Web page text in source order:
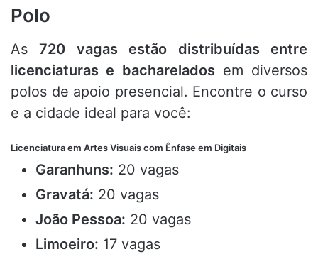
Polo
As720 vagas estão distribuídas entre
licenciaturas e bacharelados em diversos
polos de apoio presencial. Encontre o curso
e a cidade ideal para você:
Licenciatura em Artes Visuais com Ênfase em Digitais
Garanhuns: 20 vagas
Gravatá: 20 vagas
João Pessoa: 20 vagas
Limoeiro: 17 vagas